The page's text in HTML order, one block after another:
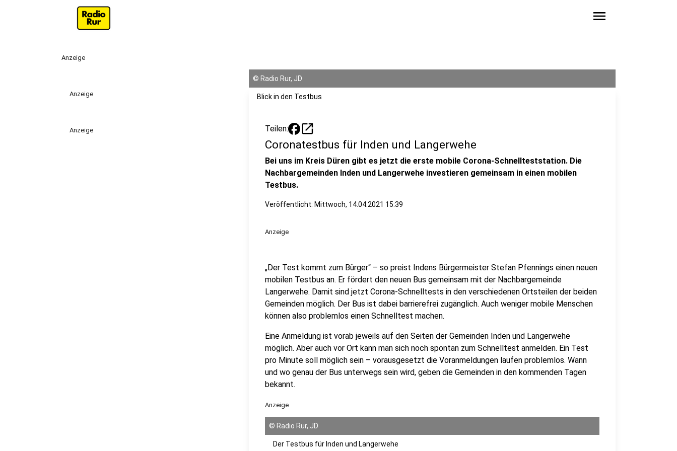
menu
Anzeige
Anzeige
Anzeige
© Radio Rur, JD
Blick in den Testbus
Teilen: open_in_new
Coronatestbus für Inden und Langerwehe
Bei uns im Kreis Düren gibt es jetzt die erste mobile Corona-Schnellteststation. Die
Nachbargemeinden Inden und Langerwehe investieren gemeinsam in einen mobilen
Testbus.
Veröffentlicht: Mittwoch, 14.04.2021 15:39
Anzeige
„Der Test kommt zum Bürger“ – so preist Indens Bürgermeister Stefan Pfennings einen neuen
mobilen Testbus an. Er fördert den neuen Bus gemeinsam mit der Nachbargemeinde
Langerwehe. Damit sind jetzt Corona-Schnelltests in den verschiedenen Ortsteilen der beiden
Gemeinden möglich. Der Bus ist dabei barrierefrei zugänglich. Auch weniger mobile Menschen
können also problemlos einen Schnelltest machen.
Eine Anmeldung ist vorab jeweils auf den Seiten der Gemeinden Inden und Langerwehe
möglich. Aber auch vor Ort kann man sich noch spontan zum Schnelltest anmelden. Ein Test
pro Minute soll möglich sein – vorausgesetzt die Voranmeldungen laufen problemlos. Wann
und wo genau der Bus unterwegs sein wird, geben die Gemeinden in den kommenden Tagen
bekannt.
Anzeige
© Radio Rur, JD
Der Testbus für Inden und Langerwehe